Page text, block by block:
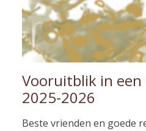
Vooruitblik in
2025-2026
Beste vrienden en goede